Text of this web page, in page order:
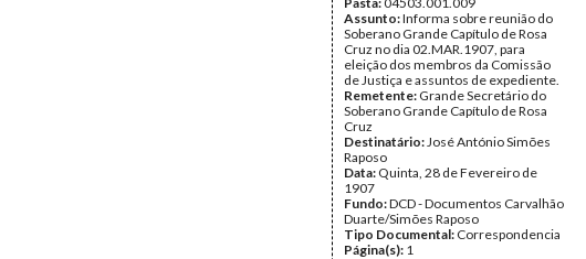
Assunto:Informa sobre reunião do
Soberano Grande Capítulo de Rosa
Cruz no dia 02.MAR.1907, para
eleição dos membros da Comissão
de Justiça e assuntos de expediente.
Remetente: Grande Secretário do
Soberano Grande Capítulo de Rosa
Cruz
Destinatário:José António Simões
Raposo
Data: Quinta, 28 de Fevereiro de
1907
Fundo:DCD - Documentos Carvalhão
Duarte/Simões Raposo
Tipo Documental: Correspondencia
Página(s): 1